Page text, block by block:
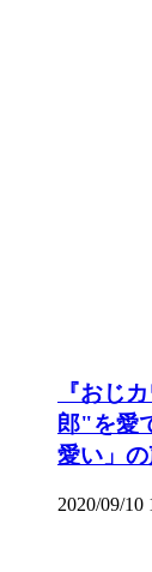
『おじ
郎"を愛
愛い」の
2020/09/10